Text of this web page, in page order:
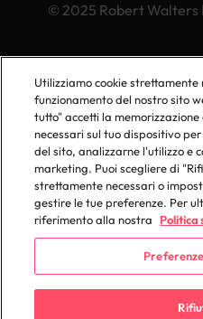
© 2025 Robert Walters
Utilizziamo cookie
funzionamento del nostro sito
tutto" accetti la
necessari sul tuo dispositivo
del sito, analizzarne l'utilizzo e
marketing. Puoi scegliere di
strettamente necessari o
gestire le tue preferenze. Per
riferimento alla nostra
Politica